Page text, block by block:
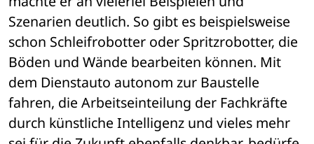
Szenarien deutlich. So gibt es beispielsweise
schon Schleifrobotter oder Spritzrobotter, die
Böden und Wände bearbeiten können. Mit
dem Dienstauto autonom zur Baustelle
fahren, die Arbeitseinteilung der Fachkräfte
durch künstliche Intelligenz und vieles mehr